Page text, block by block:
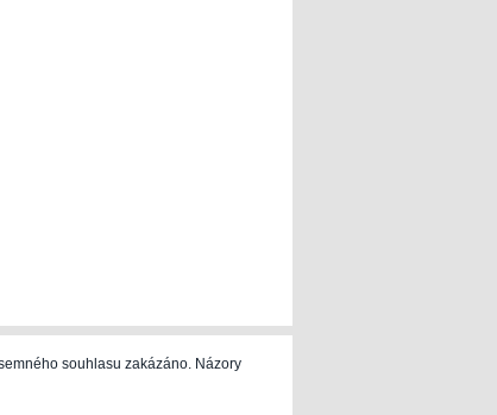
souhlasu zakázáno. Názory